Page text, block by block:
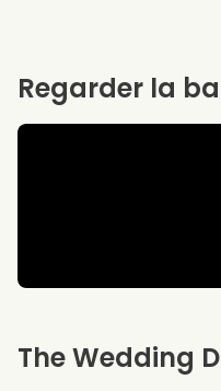
The Wedding
Regarder la